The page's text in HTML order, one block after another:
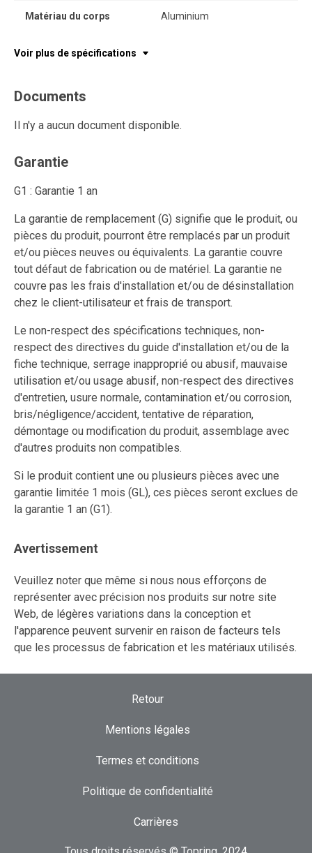
Matériau du corps Aluminium
Voir plus de spécifications
Documents
Il n'y a aucun document disponible.
Garantie
G1 : Garantie 1 an
La garantie de remplacement (G) signifie que le produit, ou
pièces du produit, pourront être remplacés par un produit
et/ou pièces neuves ou équivalents. La garantie couvre
tout défaut de fabrication ou de matériel. La garantie ne
couvre pas les frais d'installation et/ou de désinstallation
chez le client-utilisateur et frais de transport.
Le non-respect des spécifications techniques, non-
respect des directives du guide d'installation et/ou de la
fiche technique, serrage inapproprié ou abusif, mauvaise
utilisation et/ou usage abusif, non-respect des directives
d'entretien, usure normale, contamination et/ou corrosion,
bris/négligence/accident, tentative de réparation,
démontage ou modification du produit, assemblage avec
d'autres produits non compatibles.
Si le produit contient une ou plusieurs pièces avec une
garantie limitée 1 mois (GL), ces pièces seront exclues de
la garantie 1 an (G1).
Avertissement
Veuillez noter que même si nous nous efforçons de
représenter avec précision nos produits sur notre site
Web, de légères variations dans la conception et
l'apparence peuvent survenir en raison de facteurs tels
que les processus de fabrication et les matériaux utilisés.
Retour
Mentions légales
Termes et conditions
Politique de confidentialité
Carrières